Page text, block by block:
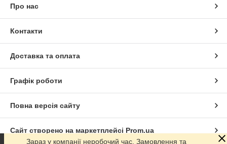
Про нас
Контакти
Доставка та оплата
Графік роботи
Повна версія сайту
Сайт створено на маркетплейсі Prom.ua
Зараз у компанії неробочий час. Замовлення та